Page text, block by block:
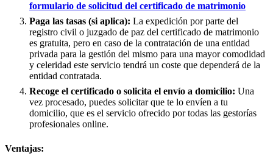
formulario de solicitud del certificado de matrimonio
Paga las tasas (si aplica): La expedición por parte del
registro civil o juzgado de paz del certificado de matrimonio
es gratuita, pero en caso de la contratación de una entidad
privada para la gestión del mismo para una mayor comodidad
y celeridad este servicio tendrá un coste que dependerá de la
entidad contratada.
Recoge el certificado o solicita el envío a domicilio: Una
vez procesado, puedes solicitar que te lo envíen a tu
domicilio, que es el servicio ofrecido por todas las gestorías
profesionales online.
Ventajas: